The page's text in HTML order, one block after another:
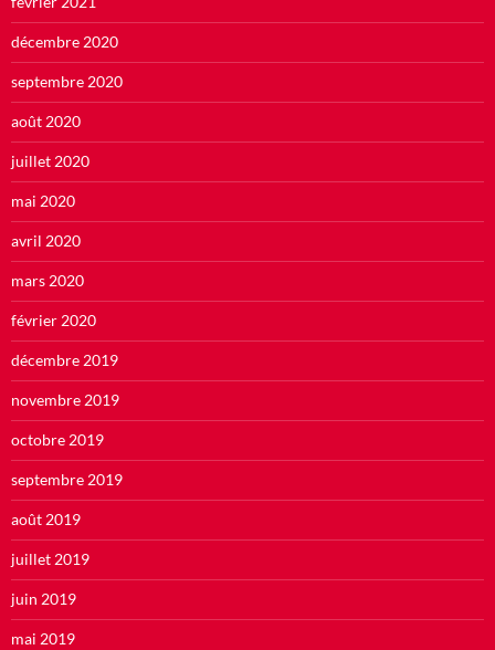
décembre 2020
septembre 2020
août 2020
juillet 2020
mai 2020
avril 2020
mars 2020
février 2020
décembre 2019
novembre 2019
octobre 2019
septembre 2019
août 2019
juillet 2019
juin 2019
mai 2019